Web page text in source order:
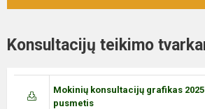
Konsultacijų teikimo
Mokinių konsultacijų grafikas
pusmetis